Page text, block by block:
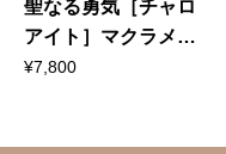
聖なる勇気［チャロ
アイト］マクラメブ
レスレット
¥7,800